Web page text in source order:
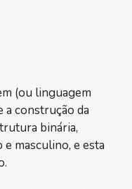
(ou linguagem
construção da
binária,
masculino, e esta